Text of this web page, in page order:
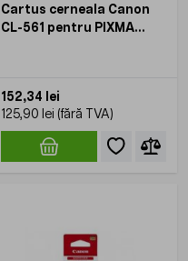
Cartus cerneala Canon
CL-561 pentru PIXMA
152,34 lei
125,90 lei